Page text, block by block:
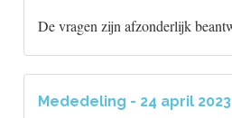
De vragen zijn afzonderlijk
Mededeling - 24 april 2023